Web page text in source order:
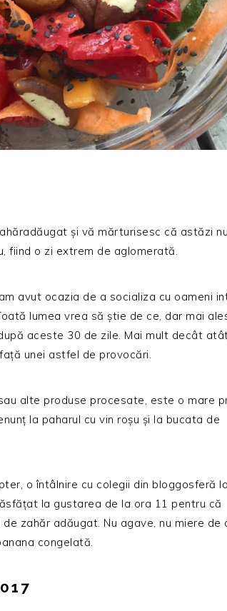
și vă mărturisesc că astăzi
fiind o zi extrem de aglomerată.
avut ocazia de a socializa cu oameni
lumea vrea să știe de ce, dar mai
aceste 30 de zile. Mai mult decât
unei astfel de provocări.
alte produse procesate, este o mare
la paharul cu vin roșu și la bucata de
o întâlnire cu colegii din bloggosferă
la gustarea de la ora 11 pentru că
zahăr adăugat. Nu agave, nu miere de
congelată.